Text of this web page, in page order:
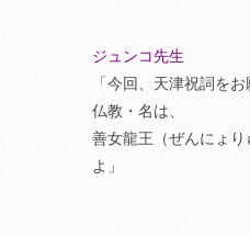
ジュンコ先生
「今回、天津祝詞を
仏教・名は、
善女龍王（ぜんにょ
よ」